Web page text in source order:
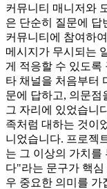
커뮤니티 매니저와
은 단순히 질문에 답
커뮤니티에 참여하
메시지가 무시되는
게 적응할 수 있도록
타 채널을 처음부터
문에 답하고, 의문점
그 자리에 있었습니
족처럼 대하는 것이
니었습니다. 프로젝
는 그 이상의 가치를
다"라는 문구가 핵
우 중요한 의미를 가